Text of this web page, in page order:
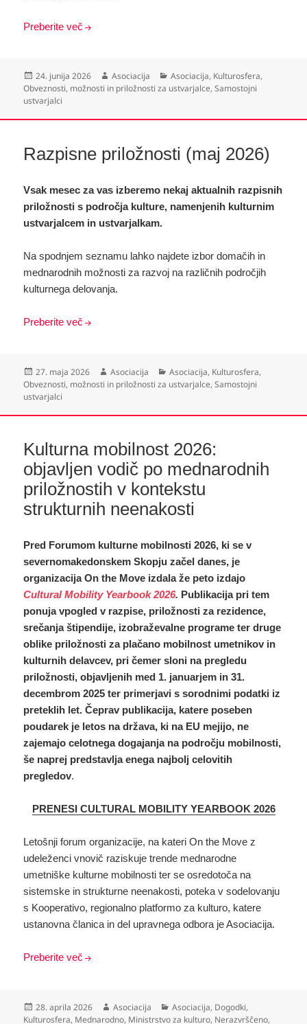
Preberite več
Objavljeno
dne
24. junija 2026 Avtor
Asociacija Kategorije
Asociacija, Kulturosfera,
Obveznosti, možnosti in priložnosti za ustvarjalce,Samostojni
ustvarjalci
Razpisne priložnosti (maj 2026)
Vsak mesec za vas izberemo nekaj aktualnih razpisnih
priložnosti s področja kulture, namenjenih kulturnim
ustvarjalcem in ustvarjalkam.
Na spodnjem seznamu lahko najdete izbor domačih in
mednarodnih možnosti za razvoj na različnih področjih
kulturnega delovanja.
Preberite več
Objavljeno
dne
27. maja 2026 Avtor
Asociacija Kategorije
Asociacija, Kulturosfera,
Obveznosti, možnosti in priložnosti za ustvarjalce,Samostojni
ustvarjalci
Kulturna mobilnost 2026:
objavljen vodič po mednarodnih
priložnostih v kontekstu
strukturnih neenakosti
Pred Forumom kulturne mobilnosti 2026, ki se v
severnomakedonskem Skopju začel danes, je
organizacija On the Move izdala že peto izdajo
Cultural Mobility Yearbook 2026. Publikacija pri tem
ponuja vpogled v razpise, priložnosti za rezidence,
srečanja štipendije, izobraževalne programe ter druge
oblike priložnosti za plačano mobilnost umetnikov in
kulturnih delavcev, pri čemer sloni na pregledu
priložnosti, objavljenih med 1. januarjem in 31.
decembrom 2025 ter primerjavi s sorodnimi podatki iz
preteklih let. Čeprav publikacija, katere poseben
poudarek je letos na država, ki na EU mejijo, ne
zajemajo celotnega dogajanja na področju mobilnosti,
še naprej predstavlja enega najbolj celovitih
pregledov.
PRENESI CULTURAL MOBILITY YEARBOOK 2026
Letošnji forum organizacije, na kateri On the Move z
udeleženci vnovič raziskuje trende mednarodne
umetniške kulturne mobilnosti ter se osredotoča na
sistemske in strukturne neenakosti, poteka v sodelovanju
s Kooperativo, regionalno platformo za kulturo, katere
ustanovna članica in del upravnega odbora je Asociacija.
Preberite več
Objavljeno
dne
28. aprila 2026 Avtor
Asociacija Kategorije
Asociacija, Dogodki,
Kulturosfera, Mednarodno, Ministrstvo za kulturo, Nerazvrščeno,